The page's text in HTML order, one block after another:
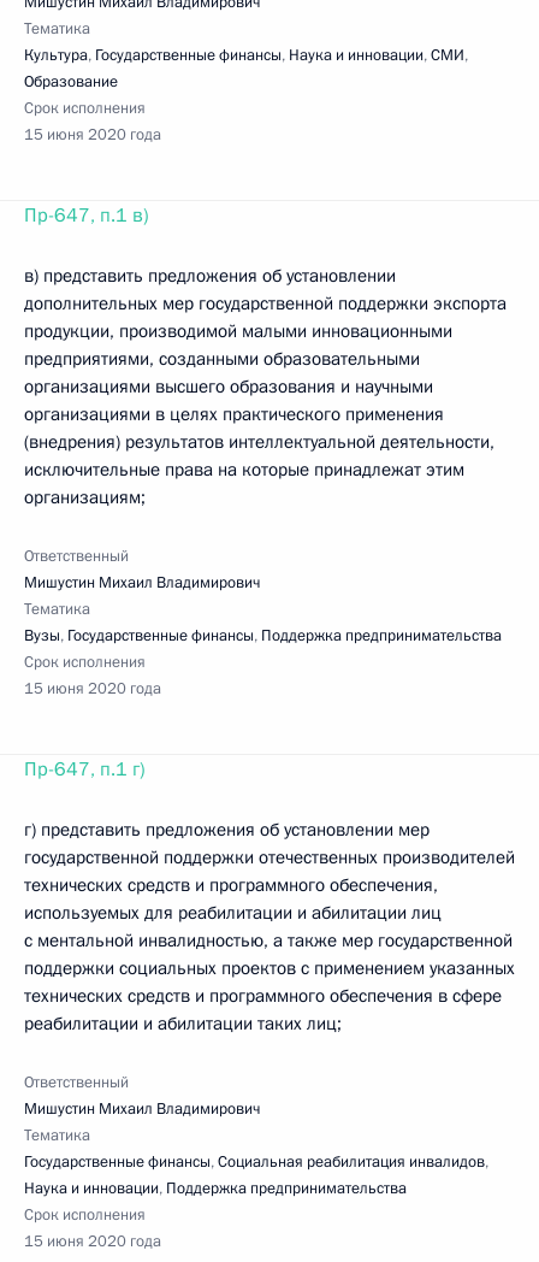
Тематика
Культура, Государственные финансы, Наука и инновации,СМИ,
Образование
Срок исполнения
15 июня 2020 года
Пр-647, п.1 в)
в) представить предложения об установлении
дополнительных мер государственной поддержки экспорта
продукции, производимой малыми инновационными
предприятиями, созданными образовательными
организациями высшего образования и научными
организациями в целях практического применения
(внедрения) результатов интеллектуальной деятельности,
исключительные права на которые принадлежат этим
организациям;
Ответственный
Мишустин Михаил Владимирович
Тематика
Вузы, Государственные финансы, Поддержка предпринимательства
Срок исполнения
15 июня 2020 года
Пр-647, п.1 г)
г) представить предложения об установлении мер
государственной поддержки отечественных производителей
технических средств и программного обеспечения,
используемых для реабилитации и абилитации лиц
с ментальной инвалидностью, а также мер государственной
поддержки социальных проектов с применением указанных
технических средств и программного обеспечения в сфере
реабилитации и абилитации таких лиц;
Ответственный
Мишустин Михаил Владимирович
Тематика
Государственные финансы,Социальная реабилитация инвалидов,
Наука и инновации, Поддержка предпринимательства
Срок исполнения
15 июня 2020 года